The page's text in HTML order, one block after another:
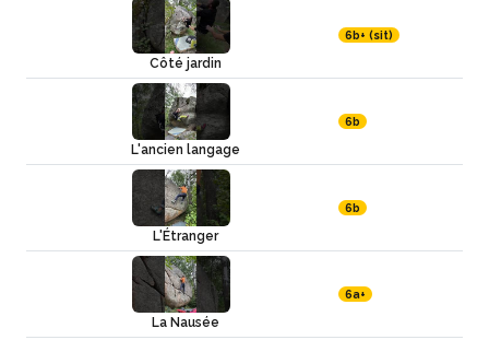
Côté jardin
6b+ (sit)
L'ancien langage
6b
L'Étranger
6b
La Nausée
6a+